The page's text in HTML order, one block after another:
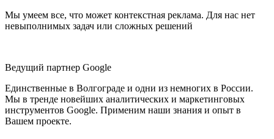
Мы умеем все, что может контекстная реклама. Для нас нет
невыполнимых задач или сложных решений
Ведущий партнер Google
Единственные в Волгограде и одни из немногих в России.
Мы в тренде новейших аналитических и маркетинговых
инструментов Google. Применим наши знания и опыт в
Вашем проекте.